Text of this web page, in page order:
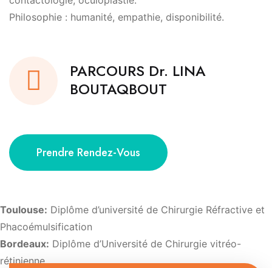
Philosophie : humanité, empathie, disponibilité.
PARCOURS Dr. LINA
BOUTAQBOUT
Prendre Rendez-Vous
Toulouse: Diplôme d’université de Chirurgie Réfractive et
Phacoémulsification
Bordeaux: Diplôme d’Université de Chirurgie vitréo-
rétinienne